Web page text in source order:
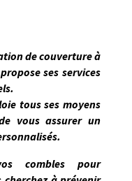
de couvertureà
ses services
tous ses moyens
vous assurer un
.
combles pour